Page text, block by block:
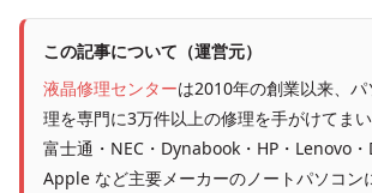
この記事について（運営元）
液晶修理センターは2010年の創業以来、
理を専門に3万件以上の修理を手がけてまい
富士通・NEC・Dynabook・HP・Lenovo・
Apple など主要メーカーのノートパソコン